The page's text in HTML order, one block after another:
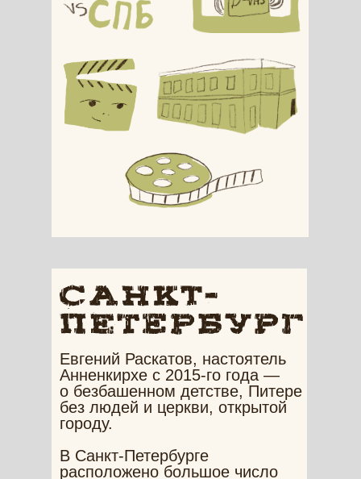
Евгений Раскатов, настоятель
Анненкирхе c 2015-го года —
о безбашенном детстве, Питере
без людей и церкви, открытой
городу.
В Санкт-Петербурге
расположено большое число